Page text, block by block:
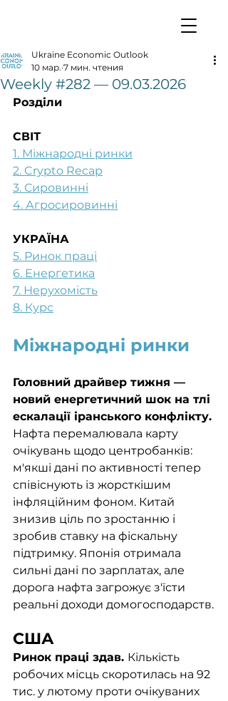
Weekly #282 — 09.03.2026
Ukraine Economic Outlook
10 мар. 7 мин. чтения
Розділи
СВІТ
1. Міжнародні ринки
2. Crypto Recap
3. Сировинні
4. Агросировинні
УКРАЇНА
5. Ринок праці
6. Енергетика
7. Нерухомість
8. Курс
Міжнародні ринки
Головний драйвер тижня —
новий енергетичний шок на тлі
ескалації іранського конфлікту.
Нафта перемалювала карту
очікувань щодо центробанків:
м'якші дані по активності тепер
співіснують із жорсткішим
інфляційним фоном. Китай
знизив ціль по зростанню і
зробив ставку на фіскальну
підтримку. Японія отримала
сильні дані по зарплатах, але
дорога нафта загрожує з'їсти
реальні доходи домогосподарств.
США
Ринок праці здав. Кількість
робочих місць скоротилась на 92
тис. у лютому проти очікуваних